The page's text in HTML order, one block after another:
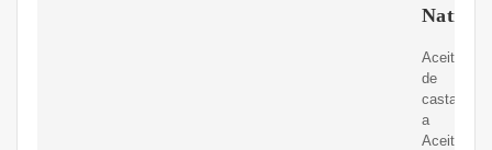
Nativa
Aceite
de
casta?
a
Aceite